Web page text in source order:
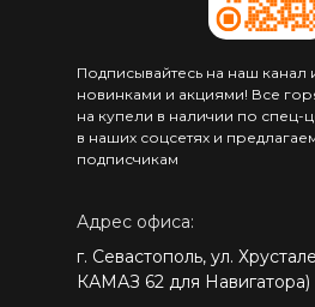
Адрес офиса:
г. Севастополь, ул.
КАМАЗ 62 для Навигатора)
Подписывайтесь на наш канал
новинками и акциями! Все
на купели в наличии по спец-
в наших соцсетях и
подписчикам